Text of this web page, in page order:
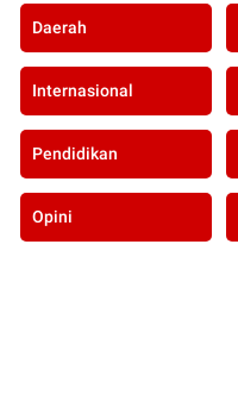
Daerah
Internasional
Pendidikan
Opini